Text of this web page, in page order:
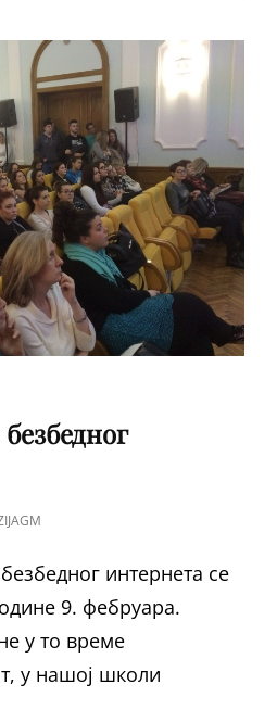
интернета се
9. фебруара.
у то време
у нашој школи